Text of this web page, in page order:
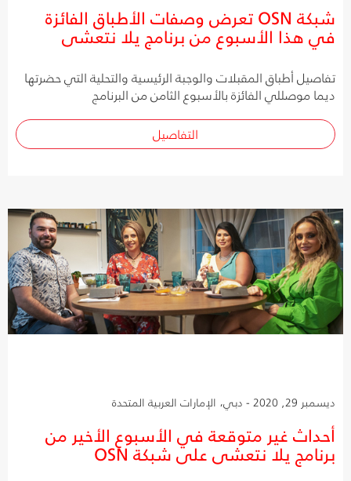
شبكة OSN تعرض وصفات الأطباق الفائزة
في هذا الأسبوع من برنامج يلا نتعشى
تفاصيل أطباق المقبلات والوجبة الرئيسية والتحلية التي حضرتها
ديما موصللي الفائزة بالأسبوع الثامن من البرنامج
التفاصيل
ديسمبر 29, 2020 - دبي، الإمارات العربية المتحدة
أحداث غير متوقعة في الأسبوع الأخير من
برنامج يلا نتعشى على شبكة OSN